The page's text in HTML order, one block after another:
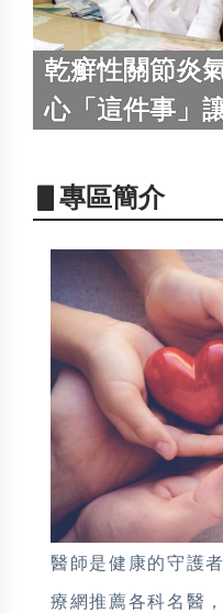
乾癬性關節炎
心「這件事」
▋專區簡介
醫師是健康的守護
療網推薦各科名醫